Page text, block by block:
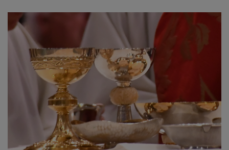
Visita'ns
Ofrenes
Reserves